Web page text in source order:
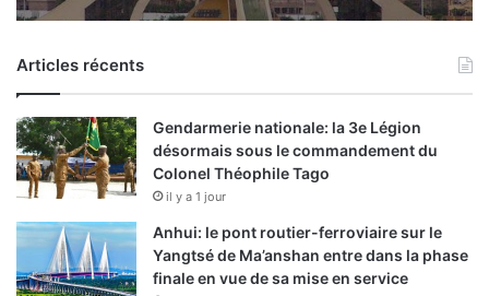
Articles récents
Gendarmerie nationale: la 3e Légion
désormais sous le commandement du
Colonel Théophile Tago
il y a 1 jour
Anhui: le pont routier-ferroviaire sur le
Yangtsé de Ma’anshan entre dans la phase
finale en vue de sa mise en service